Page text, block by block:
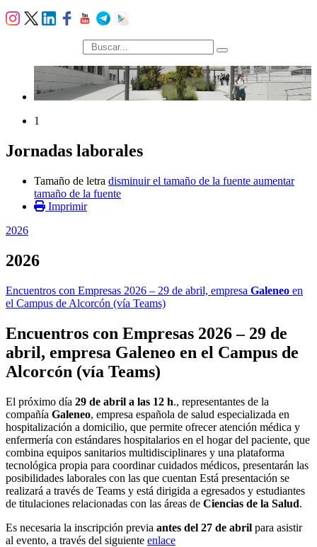
búsqueda
1
Jornadas laborales
Tamaño de letra disminuir el tamaño de la fuente aumentar
tamaño de la fuente
Imprimir
2026
2026
Encuentros con Empresas 2026 – 29 de abril, empresa Galeneo en
el Campus de Alcorcón (vía Teams)
Encuentros con Empresas 2026 – 29 de
abril, empresa Galeneo en el Campus de
Alcorcón (vía Teams)
El próximo día 29 de abril a las 12 h., representantes de la
compañía Galeneo, empresa española de salud especializada en
hospitalización a domicilio, que permite ofrecer atención médica y
enfermería con estándares hospitalarios en el hogar del paciente, que
combina equipos sanitarios multidisciplinares y una plataforma
tecnológica propia para coordinar cuidados médicos, presentarán las
posibilidades laborales con las que cuentan Está presentación se
realizará a través de Teams y está dirigida a egresados y estudiantes
de titulaciones relacionadas con las áreas de Ciencias de la Salud.
Es necesaria la inscripción previa antes del 27 de abril para asistir
al evento, a través del siguiente enlace